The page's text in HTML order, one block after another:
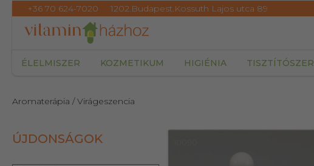
+36 70 624-7020 1202.Budapest.Kossuth Lajos utca 89
ÉLELMISZER KOZMETIKUM HIGIÉNIA TISZTÍTÓSZER
Aromaterápia / Virágeszencia
ÚJDONSÁGOK